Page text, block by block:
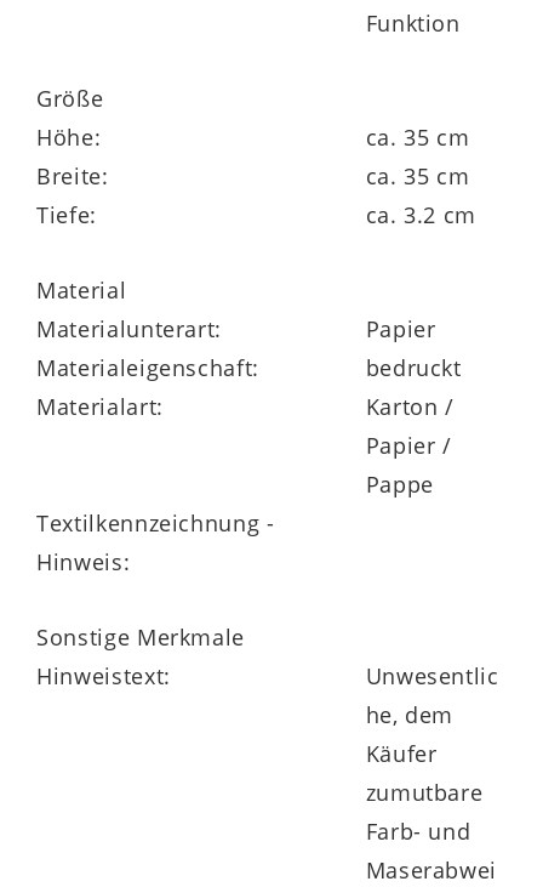
Funktion
Größe
Höhe:
ca. 35 cm
Breite:
ca. 35 cm
Tiefe:
ca. 3.2 cm
Material
Materialunterart:
Papier
Materialeigenschaft:
bedruckt
Materialart:
Karton /
Papier /
Pappe
Textilkennzeichnung -
Hinweis:
Sonstige Merkmale
Hinweistext:
Unwesentlic
he, dem
Käufer
zumutbare
Farb- und
Maserabwei